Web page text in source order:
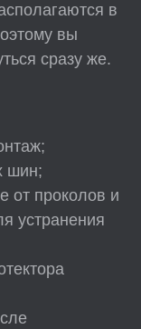
в
вы
сразу же.
шин;
проколов и
устранения